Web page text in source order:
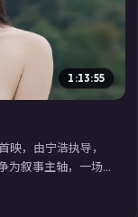
1:13:55
映，由宁浩执导，
为叙事主轴，一场
配乐强化地域气
线看」延展检索